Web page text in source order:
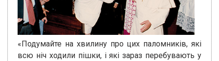
«Подумайте на хвилину про цих паломників, які
всю ніч ходили пішки, і які зараз перебувають у